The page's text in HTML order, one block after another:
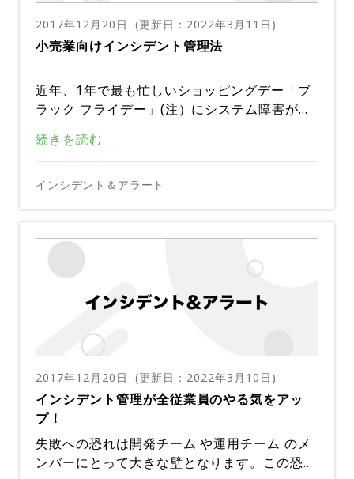
2017年12月20日 (更新日： 2022年3月11日 )
小売業向けインシデント管理法
近年、1年で最も忙しいショッピングデー「ブ
ラック フライデー」(注）にシステム障害が多
有名ブランドのWebサイトの停止やシステム
ーズにインフラストラクチャーを稼動させるの
に苦労しているというのに、中小企業はどうす
幸いにも、手はあります。適切なインシデント
然的に起こる業務の中断による影響を最小限に
抑えることができます。
法を紹介します。
（注；ブラックフライデー（英語: Black Frida
y）とは、小売店などで大規模な安売りが実施
カ合衆国では感謝祭（11月の第4木曜日）の翌
日にあたり、正式の休暇日ではないが休暇にな
ることが多い。当日は感謝祭プレゼントの売れ
残り一掃セール日にもなっている。買い物客が
殺到して小売店が繁盛することで知られ、特に
見込める日とされている。また、年末商戦の幕
開けを告げるイベントでもある。 ）
小売業者の効果的な監視とインシデント管理を
行うために、管理者はまず、インフラストラク
チャの可用性と稼働時間に関して小売業者の最
も重要な要件が何であるかを理解しなければな
実店舗とオンラインショップの両方を備えた最
新の小売業者にとっては、以下を確実に行うこ
とが不可欠です。
顧客がアクセスするWebサイトを常に正常に
稼動させる。** 顧客が接触するサイトがパブ
続きを読む
インシデント＆アラート
2017年12月20日 (更新日： 2022年3月10日 )
インシデント管理が全従業員のやる気をアッ
プ！
失敗への恐れは開発チーム や運用チーム のメ
ンバーにとって大きな壁となります。この恐怖